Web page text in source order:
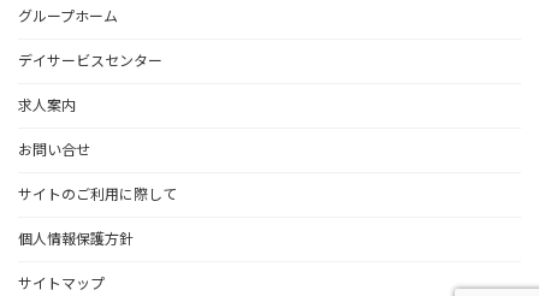
グループホーム
デイサービスセンター
求人案内
お問い合せ
サイトのご利用に際して
個人情報保護方針
サイトマップ